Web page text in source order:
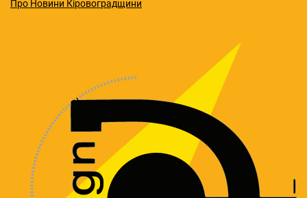
Про Новини Кіровоградщини